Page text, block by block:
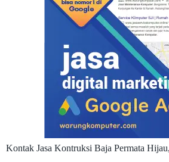
Kontak Jasa Kontruksi Baja Permata